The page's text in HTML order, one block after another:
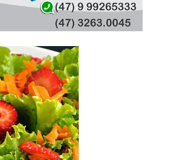
MARCH 08, 2020